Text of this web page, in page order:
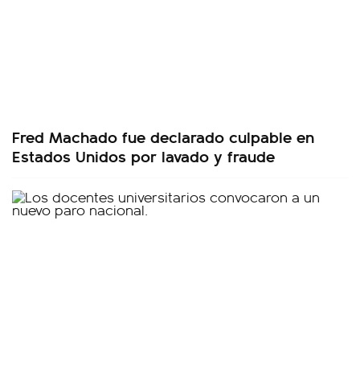
Fred Machado fue declarado culpable en
Estados Unidos por lavado y fraude